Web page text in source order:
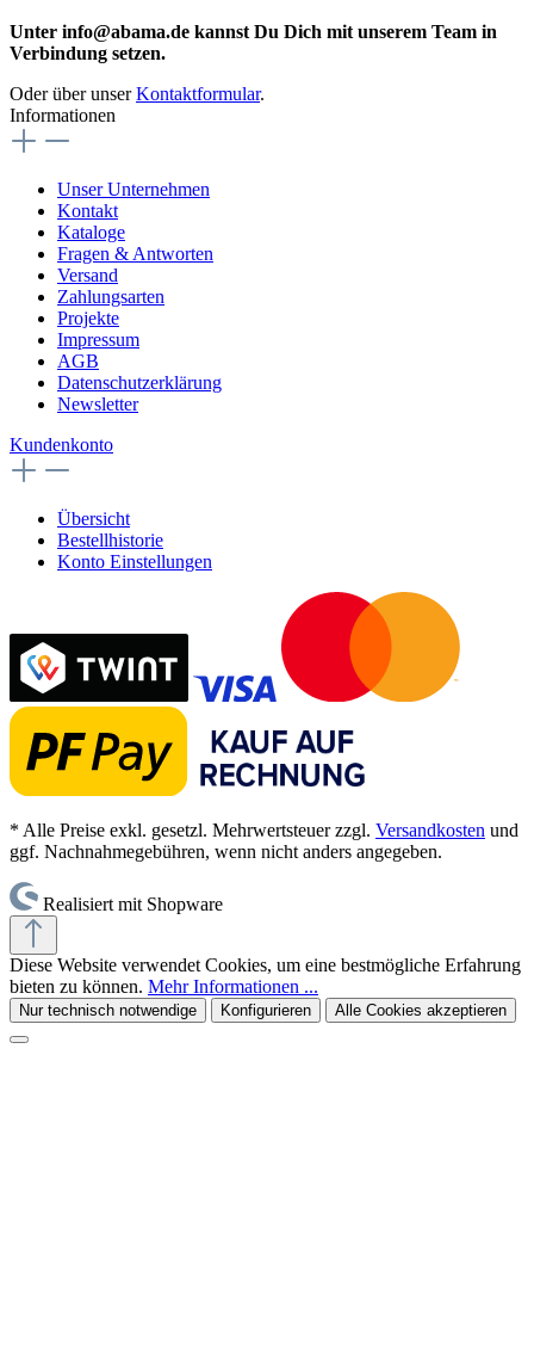
Unter info@abama.de kannst Du Dich mit unserem Team in
Verbindung setzen.
Oder über unserKontaktformular.
Informationen
Unser Unternehmen
Kontakt
Kataloge
Fragen & Antworten
Versand
Zahlungsarten
Projekte
Impressum
AGB
Datenschutzerklärung
Newsletter
Kundenkonto
Übersicht
Bestellhistorie
Konto Einstellungen
* Alle Preise exkl. gesetzl. Mehrwertsteuer zzgl. Versandkosten und
ggf. Nachnahmegebühren, wenn nicht anders angegeben.
Realisiert mit Shopware
Diese Website verwendet Cookies, um eine bestmögliche Erfahrung
bieten zu können. Mehr Informationen ...
Nur technisch notwendige Konfigurieren Alle Cookies akzeptieren